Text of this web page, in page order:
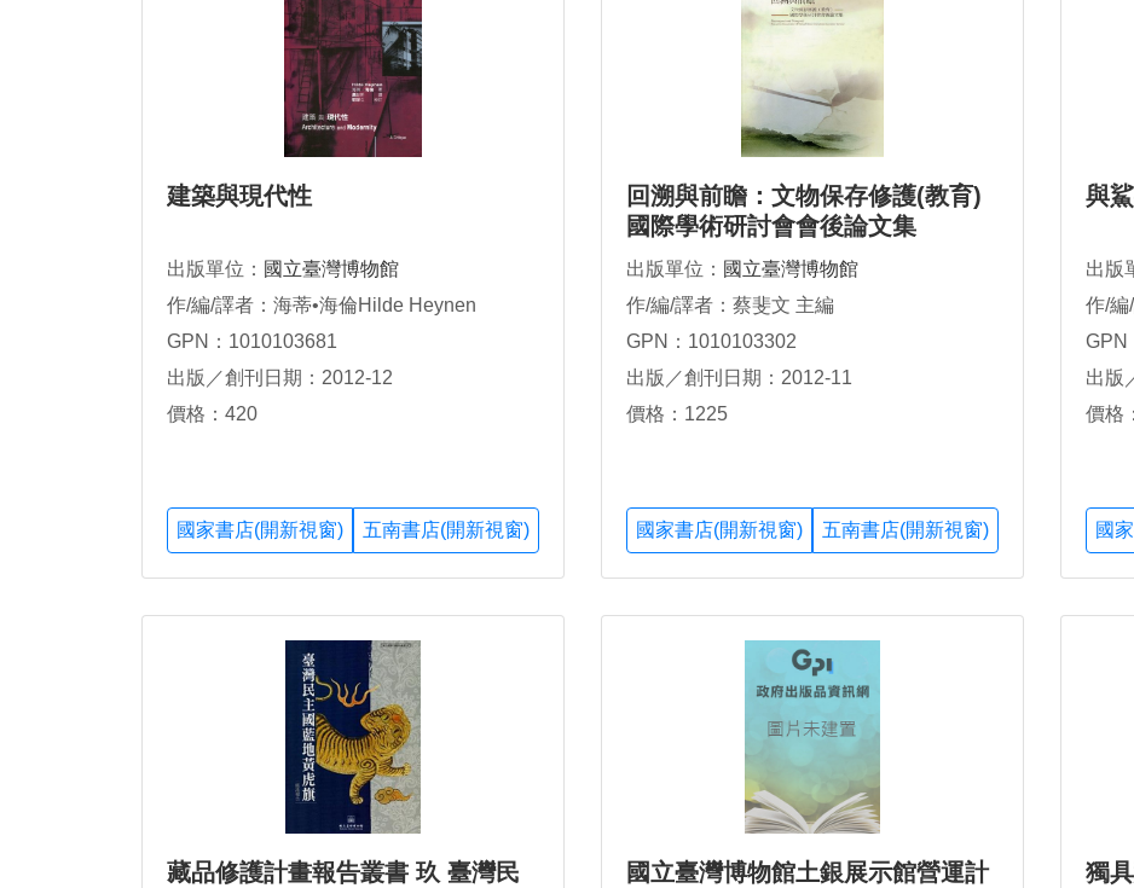
建築與現代性
出版單位： 國立臺灣博物館
作/編/譯者：海蒂•海倫Hilde Heynen
GPN：1010103681
出版／創刊日期：2012-12
價格：420
國家書店(開新視窗) 五南書店(開新視窗)
回溯與前瞻：文物保存修護(教育)
國際學術研討會會後論文集
出版單位： 國立臺灣博物館
作/編/譯者：蔡斐文 主編
GPN：1010103302
出版／創刊日期：2012-11
價格：1225
國家書店(開新視窗) 五南書店(開新視窗)
與
出版
作/編
GPN
出版
價格
國
藏品修護計畫報告叢書 玖 臺灣民
國立臺灣博物館土銀展示館營運計
獨